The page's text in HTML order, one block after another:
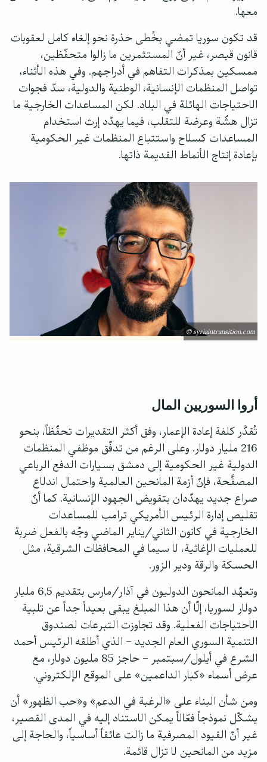
معها.
قد تكون سوريا تمضي بخُطى حذرة نحو إلغاء كامل لعقوبات
قانون قيصر، غير أنّ المستثمرين ما زالوا متحفّظين،
ممسكين بمذكرات التفاهم في أدراجهم. وفي هذه الأثناء،
تواصل المنظمات الإنسانية، الوطنية والدولية، سدّ فجوات
الاحتياجات الهائلة في البلاد. لكن المساعدات الخارجية ما
تزال هشّة وعرضة للتقلب، فيما يهدّد إرث استخدام
المساعدات كسلاح واستتباع المنظمات غير الحكومية
بإعادة إنتاج الأنماط القديمة ذاتها.
© syriaintransition.com
أروا السوريين المال
تُقدَّر كلفة إعادة الإعمار، وفق أكثر التقديرات تحفّظاً، بنحو
216 مليار دولار. وعلى الرغم من تدفّق موظفي المنظمات
الدولية غير الحكومية إلى دمشق بسيارات الدفع الرباعي
المصفَّحة، فإنّ أزمة المانحين العالمية واحتمال اندلاع
صراع جديد يهدّدان بتقويض الجهود الإنسانية. كما أنّ
تقليص إدارة الرئيس الأمريكي ترامب للمساعدات
الخارجية في كانون الثاني/يناير الماضي وجّه بالفعل ضربة
للعمليات الإغاثية، لا سيما في المحافظات الشرقية، مثل
الحسكة والرقة ودير الزور.
وتعهّد المانحون الدوليون في آذار/مارس بتقديم 6,5 مليار
دولار لسوريا، إلّا أن هذا المبلغ يبقى بعيداً جداً عن تلبية
الاحتياجات الفعلية. وقد تجاوزت التبرعات لصندوق
التنمية السوري العام الجديد – الذي أطلقه الرئيس أحمد
الشرع في أيلول/سبتمبر – حاجز 85 مليون دولار، مع
عرض أسماء «كبار الداعمين» على الموقع الإلكتروني.
ومن شأن البناء على «الرغبة في الدعم» و«حب الظهور» أن
يشكّل نموذجاً فعّالاً يمكن الاستناد إليه في المدى القصير،
غير أنّ القيود المصرفية ما زالت عائقاً أساسياً، والحاجة إلى
مزيد من المانحين لا تزال قائمة.